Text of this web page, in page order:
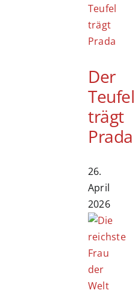
Der
Teufel
trägt
Prada
26.
April
2026